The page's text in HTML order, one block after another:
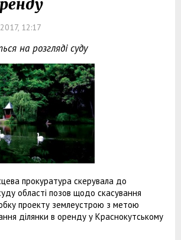
12:17
на розгляді суду
прокуратура скерувала до
області позов щодо скасування
проекту землеустрою з метою
ділянки в оренду у Краснокутському